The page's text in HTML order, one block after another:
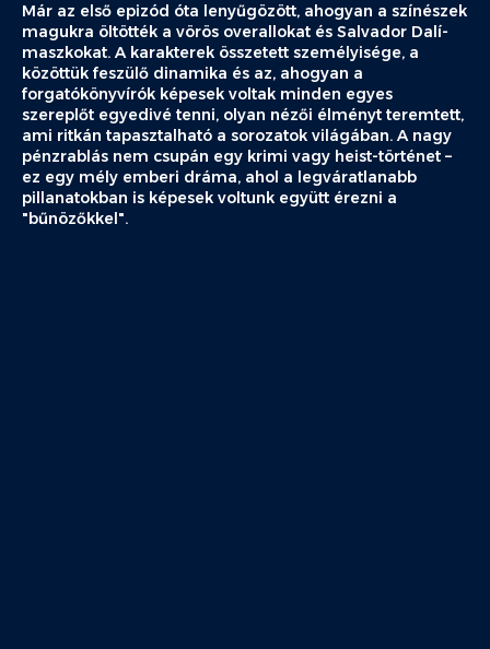
Már az első epizód óta lenyűgözött, ahogyan a színészek
magukra öltötték a vörös overallokat és Salvador Dalí-
maszkokat. A karakterek összetett személyisége, a
közöttük feszülő dinamika és az, ahogyan a
forgatókönyvírók képesek voltak minden egyes
szereplőt egyedivé tenni, olyan nézői élményt teremtett,
ami ritkán tapasztalható a sorozatok világában. A nagy
pénzrablás nem csupán egy krimi vagy heist-történet –
ez egy mély emberi dráma, ahol a legváratlanabb
pillanatokban is képesek voltunk együtt érezni a
"bűnözőkkel".